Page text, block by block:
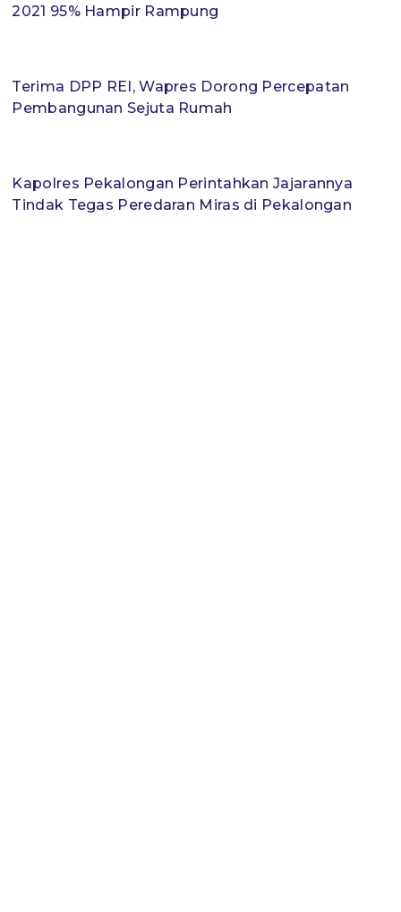
2021 95% Hampir Rampung
Terima DPP REI, Wapres Dorong Percepatan
Pembangunan Sejuta Rumah
Kapolres Pekalongan Perintahkan Jajarannya
Tindak Tegas Peredaran Miras di Pekalongan